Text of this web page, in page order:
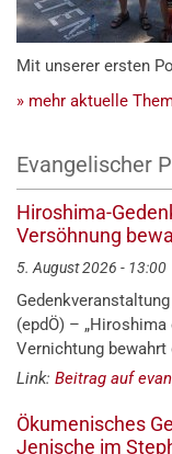
Mit unserer ersten
» mehr aktuelle
Evangelischer
Hiroshima-
Versöhnung
5. August 2026 - 13:00
(epdÖ) –
Vernichtung bewahrt
Link: Beitrag auf
Ökumenisches
Jenische im